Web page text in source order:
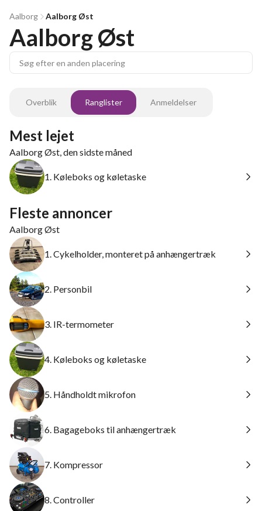
Aalborg Aalborg Øst
Aalborg Øst
Overblik Ranglister Anmeldelser
Mest lejet
Aalborg Øst, den sidste måned
1. Køleboks og køletaske
Fleste annoncer
Aalborg Øst
1. Cykelholder, monteret på anhængertræk
2. Personbil
3. IR-termometer
4. Køleboks og køletaske
5. Håndholdt mikrofon
6. Bagageboks til anhængertræk
7. Kompressor
8. Controller